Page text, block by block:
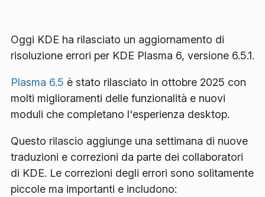
Oggi KDE ha rilasciato un aggiornamento di
risoluzione errori per KDE Plasma 6, versione 6.5.1.
Plasma 6.5 è stato rilasciato in ottobre 2025 con
molti miglioramenti delle funzionalità e nuovi
moduli che completano l'esperienza desktop.
Questo rilascio aggiunge una settimana di nuove
traduzioni e correzioni da parte dei collaboratori
di KDE. Le correzioni degli errori sono solitamente
piccole ma importanti e includono: